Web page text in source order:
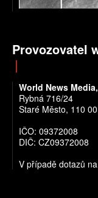
Provozovatel
World News
Rybná 716/24
Staré Město, 110
IČO: 09372008
DIČ: CZ09372008
V případě dotazů